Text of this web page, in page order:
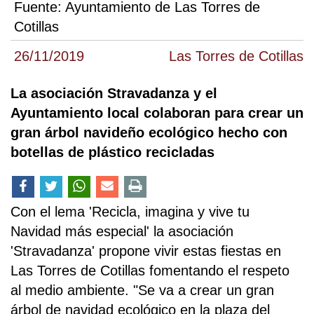
26/11/2019 Las Torres de Cotillas
Fuente: Ayuntamiento de Las Torres de
Cotillas
La asociación Stravadanza y el
Ayuntamiento local colaboran para crear un
gran árbol navideño ecológico hecho con
botellas de plástico recicladas
Con el lema 'Recicla, imagina y vive tu
Navidad más especial' la asociación
'Stravadanza' propone vivir estas fiestas en
Las Torres de Cotillas fomentando el respeto
al medio ambiente. "Se va a crear un gran
árbol de navidad ecológico en la plaza del